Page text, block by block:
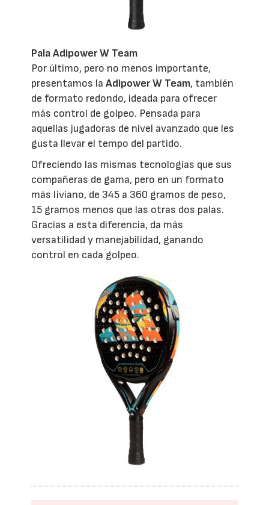
Pala Adipower W Team
Por último, pero no menos importante,
presentamos laAdipower W Team, también
de formato redondo, ideada para ofrecer
más control de golpeo. Pensada para
aquellas jugadoras de nivel avanzado que les
gusta llevar el tempo del partido.
Ofreciendo las mismas tecnologías que sus
compañeras de gama, pero en un formato
más liviano, de 345 a 360 gramos de peso,
15 gramos menos que las otras dos palas.
Gracias a esta diferencia, da más
versatilidad y manejabilidad, ganando
control en cada golpeo.